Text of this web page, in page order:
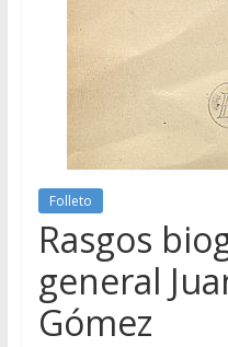
Folleto
Rasgos
general
Gómez